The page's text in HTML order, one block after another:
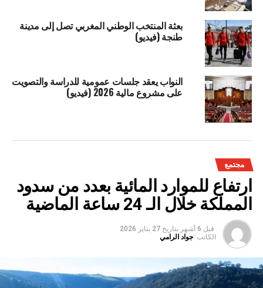
بعثة المنتخب الوطني المغربي تصل إلى مدينة
طنجة (فيديو)
النواب يعقد جلسات عمومية للدراسة والتصويت
على مشروع مالية 2026 (فيديو)
مجتمع
ارتفاع للموارد المائية بعدد من سدود
المملكة خلال الـ 24 ساعة الماضية
قبل 6 أشهر بتاريخ 27 يناير 2026
الكاتب: جواد الرامي